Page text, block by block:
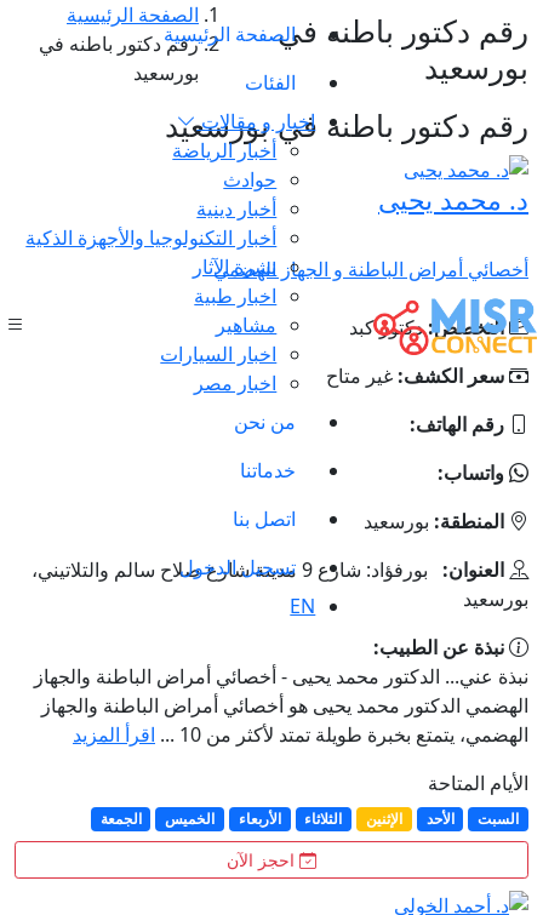
الصفحة الرئيسية
الفئات
اخبار و مقالات
أخبار الرياضة
حوادث
أخبار دينية
أخبار التكنولوجيا والأجهزة الذكية
نشرة الآثار
اخبار طبية
مشاهير
اخبار السيارات
اخبار مصر
من نحن
خدماتنا
اتصل بنا
تسجيل الدخول
EN
رقم دكتور باطنه في
بورسعيد
الصفحة الرئيسية
رقم دكتور باطنه في
بورسعيد
رقم دكتور باطنه في بورسعيد
د. محمد يحيى
أخصائي أمراض الباطنة و الجهاز الهضمي
التخصص:دكتور كبد
سعر الكشف: غير متاح
رقم الهاتف:
واتساب:
المنطقة: بورسعيد
العنوان:
بورفؤاد: شارع 9 مدينة شارع صلاح سالم والتلاتيني،
بورسعيد
نبذة عن الطبيب:
نبذة عني... الدكتور محمد يحيى - أخصائي أمراض الباطنة والجهاز
الهضمي الدكتور محمد يحيى هو أخصائي أمراض الباطنة والجهاز
الهضمي، يتمتع بخبرة طويلة تمتد لأكثر من 10 ...
اقرأ المزيد
الأيام المتاحة
السبت الأحد الإثنين الثلاثاء الأربعاء الخميس الجمعة
احجز الآن